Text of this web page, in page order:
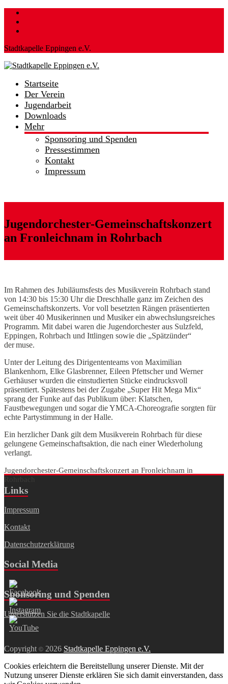
Skip
content
Stadtkapelle Eppingen e.V.
Stadtkapelle
Eppingen
e.V.
Startseite
Der Verein
Jugendarbeit
Downloads
Mehr
Sponsoring und Spenden
Pressestimmen
Kontakt
Impressum
Jugendorchester-Gemeinschaftskonzert
an Fronleichnam in Rohrbach
Im Rahmen des Jubiläumsfests des Musikverein Rohrbach stand
von 14:30 bis 15:30 Uhr die Dreschhalle ganz im Zeichen des
Gemeinschaftskonzerts. Vor voll besetzten Rängen präsentierten
weit über 40 Musikerinnen und Musiker ein abwechslungsreiches
Programm. Mit dabei waren die Jugendorchester aus Sulzfeld,
Eppingen, Rohrbach und Ittlingen sowie die „Spätzünder“
der muse.
Unter der Leitung des Dirigententeams von Maximilian
Blankenhorn, Elke Glasbrenner, Eileen Pfettscher und Werner
Gerhäuser wurden die einstudierten Stücke eindrucksvoll
präsentiert. Spätestens bei der Zugabe „Super Hit Mega Mix“
sprang der Funke auf das Publikum über: Klatschen,
Faustbewegungen und sogar die YMCA-Choreografie sorgten für
echte Partystimmung in der Halle.
Ein herzlicher Dank gilt dem Musikverein Rohrbach für diese
gelungene Gemeinschaftsaktion, die nach einer Wiederholung
verlangt.
Jugendorchester-Gemeinschaftskonzert an Fronleichnam in
Rohrbach
Links
Impressum
Kontakt
Datenschutzerklärung
Social Media
Sponsoring und Spenden
Unterstützen Sie die Stadtkapelle
Copyright © 2026 Stadtkapelle Eppingen e.V.
Cookies erleichtern die Bereitstellung unserer Dienste. Mit der
Nutzung unserer Dienste erklären Sie sich damit einverstanden, dass